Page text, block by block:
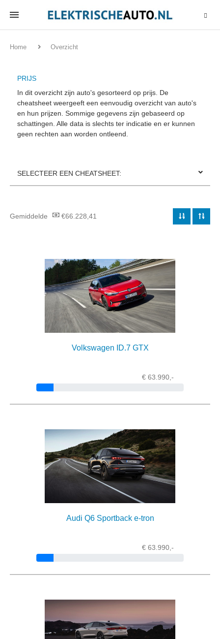
Home Overzicht
PRIJS
In dit overzicht zijn auto's gesorteerd op prijs. De
cheatsheet weergeeft een eenvoudig overzicht van auto's
en hun prijzen. Sommige gegevens zijn gebaseerd op
schattingen. Alle data is slechts ter indicatie en er kunnen
geen rechten aan worden ontleend.
SELECTEER EEN CHEATSHEET:
Gemiddelde €66.228,41
Volkswagen ID.7 GTX
€ 63.990,-
Audi Q6 Sportback e-tron
€ 63.990,-